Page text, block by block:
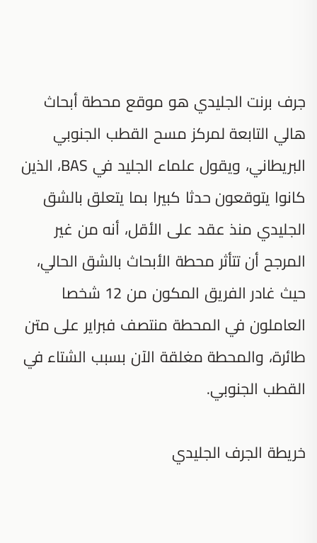
جرف برنت الجليدي هو موقع محطة أبحاث
هالي التابعة لمركز مسح القطب الجنوبي
البريطاني، ويقول علماء الجليد في BAS، الذين
كانوا يتوقعون حدثا كبيرا بما يتعلق بالشق
الجليدي منذ عقد على الأقل، أنه من غير
المرجح أن تتأثر محطة الأبحاث بالشق الحالي،
حيث غادر الفريق المكون من 12 شخصا
العاملون في المحطة منتصف فبراير على متن
طائرة، والمحطة مغلقة الآن بسبب الشتاء في
القطب الجنوبي.
خريطة الجرف الجليدي